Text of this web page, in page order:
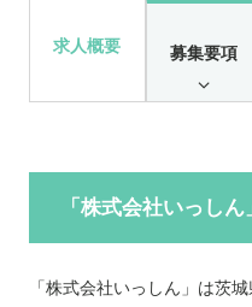
求人概要 募集要項
「株式会社いっしん
「株式会社いっしん」は茨